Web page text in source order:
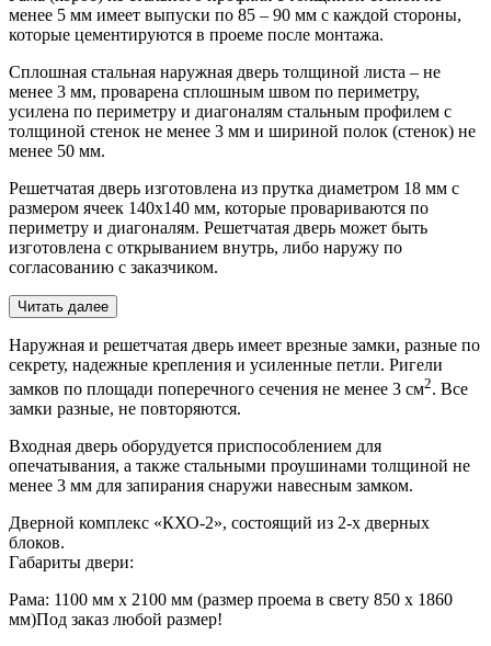
менее 5 мм имеет выпуски по 85 – 90 мм с каждой стороны,
которые цементируются в проеме после монтажа.
Сплошная стальная наружная дверь толщиной листа – не
менее 3 мм, проварена сплошным швом по периметру,
усилена по периметру и диагоналям стальным профилем с
толщиной стенок не менее 3 мм и шириной полок (стенок) не
менее 50 мм.
Решетчатая дверь изготовлена из прутка диаметром 18 мм с
размером ячеек 140х140 мм, которые провариваются по
периметру и диагоналям. Решетчатая дверь может быть
изготовлена с открыванием внутрь, либо наружу по
согласованию с заказчиком.
Читать далее
Наружная и решетчатая дверь имеет врезные замки, разные по
секрету, надежные крепления и усиленные петли. Ригели
замков по площади поперечного сечения не менее 3 см2. Все
замки разные, не повторяются.
Входная дверь оборудуется приспособлением для
опечатывания, а также стальными проушинами толщиной не
менее 3 мм для запирания снаружи навесным замком.
Дверной комплекс «КХО-2», состоящий из 2-х дверных
блоков.
Габариты двери:
Рама: 1100 мм х 2100 мм (размер проема в свету 850 х 1860
мм)Под заказ любой размер!